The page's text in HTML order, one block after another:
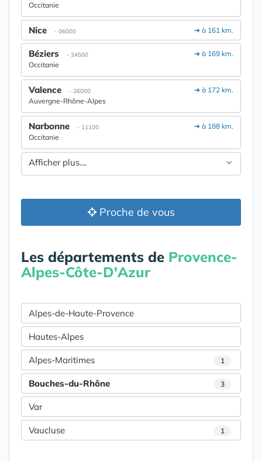
Occitanie
➔ à 161 km.
Nice - 06000
➔ à 169 km.
Béziers - 34500
Occitanie
➔ à 172 km.
Valence - 26000
Auvergne-Rhône-Alpes
➔ à 188 km.
Narbonne - 11100
Occitanie
Afficher plus....
Proche de vous
Les départements de Provence-
Alpes-Côte-D'Azur
Alpes-de-Haute-Provence
Hautes-Alpes
Alpes-Maritimes 1
Bouches-du-Rhône 3
Var
Vaucluse 1